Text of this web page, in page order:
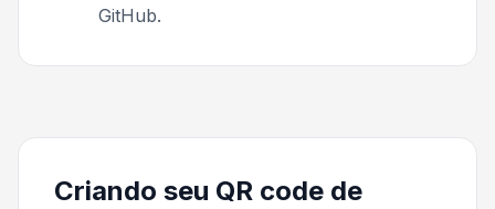
GitHub.
Criando seu QR code de